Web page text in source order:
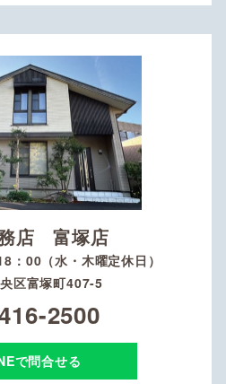
店 富塚店
：00（水・木曜定休日）
区富塚町407-5
2500
で問合せる